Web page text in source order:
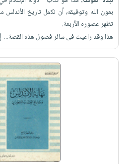
بعون الله وتوفيقه، أن نكمل تاريخ الأندلس
تظهر عصوره الأربعة.
هذا وقد راعيت فى سائر فصول هذه القصة...